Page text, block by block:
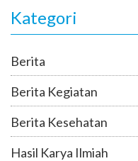
Kategori
Berita
Berita Kegiatan
Berita Kesehatan
Hasil Karya Ilmiah